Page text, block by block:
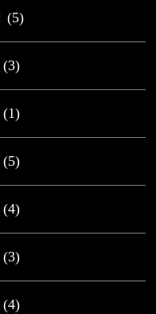
(5)
(3)
(1)
(5)
(4)
(3)
(4)